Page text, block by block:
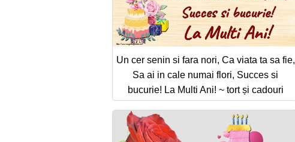
Un cer senin si fara nori, Ca viata ta sa fie,
Sa ai in cale numai flori, Succes si
bucurie! La Multi Ani! ~ tort și cadouri